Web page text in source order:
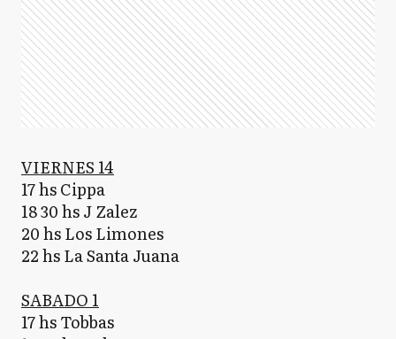
VIERNES 14
17 hs Cippa
18 30 hs J Zalez
20 hs Los Limones
22 hs La Santa Juana
SABADO 1
17 hs Tobbas